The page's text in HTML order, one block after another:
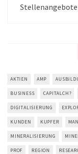
Stellenangebote
AKTIEN AMP
BUSINESS CAPITALCH?
DIGITALISIERUNG
KUNDEN KUPFER
MINERALISIERUNG
PROF REGION